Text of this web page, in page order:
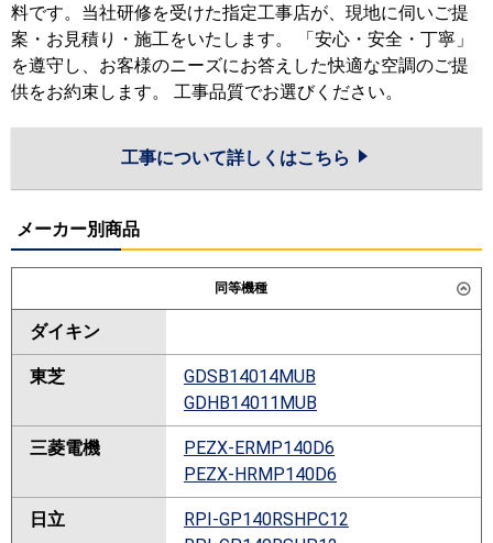
料です。当社研修を受けた指定工事店が、現地に伺いご提
案・お見積り・施工をいたします。 「安心・安全・丁寧」
を遵守し、お客様のニーズにお答えした快適な空調のご提
供をお約束します。 工事品質でお選びください。
工事について詳しくはこちら
メーカー別商品
同等機種
ダイキン
東芝
GDSB14014MUB
GDHB14011MUB
三菱電機
PEZX-ERMP140D6
PEZX-HRMP140D6
日立
RPI-GP140RSHPC12